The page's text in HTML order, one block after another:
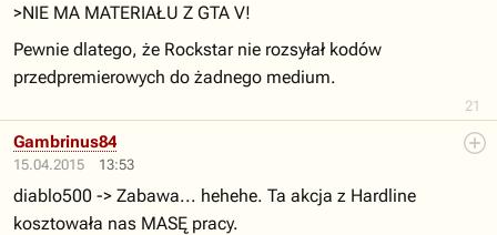
21
>NIE MA MATERIAŁU Z GTA V!
Pewnie dlatego, że Rockstar nie rozsyłał kodów
przedpremierowych do żadnego medium.
15.04.2015 13:53
Gambrinus84
diablo500 -> Zabawa... hehehe. Ta akcja z Hardline
kosztowała nas MASĘ pracy.